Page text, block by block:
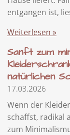
entgangen ist,
Weiterlesen »
Sanft zum
natürlichen
17.03.2026
Wenn der
schaffst, radikal
zum